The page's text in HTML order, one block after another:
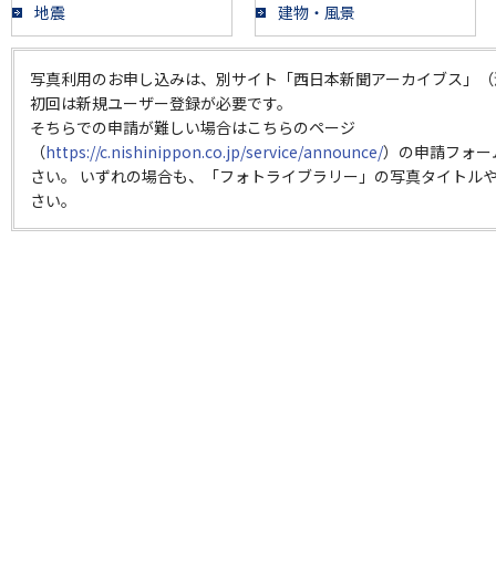
地震 建物・風景
写真利用のお申し込みは、別サイト「西日本新聞アーカイブス」
初回は新規ユーザー登録が必要です。
そちらでの申請が難しい場合はこちらのページ
（https://c.nishinippon.co.jp/service/announce/）の申請フォ
さい。 いずれの場合も、「フォトライブラリー」の写真タイトル
さい。